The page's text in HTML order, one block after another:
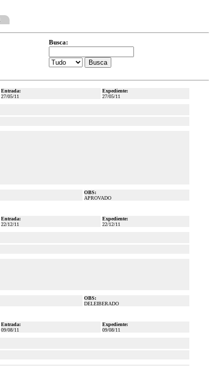
Busca:
Entrada:
27/05/11
Expediente:
27/05/11
OBS:
APROVADO
Entrada:
22/12/11
Expediente:
22/12/11
OBS:
DELEIBERADO
Entrada:
09/08/11
Expediente:
09/08/11